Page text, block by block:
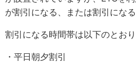
が割引になる、または割引にな
割引になる時間帯は以下のとおり
・平日朝夕割引